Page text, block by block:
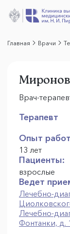
Главная Врачи
Врач-
Терапевт
Опыт
13 лет
Пациенты:
взрослые
Ведет
Лечебно-
Лечебно-
Фонтанки, д.